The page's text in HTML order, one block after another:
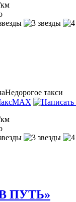
км
Недорогое такси
MAX
км
ПУТЬ»